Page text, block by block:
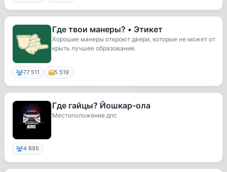
Где твои манеры? • Этикет
Хорошие манеры откроют двери, которые не может от
крыть лучшее образование.
77 511 5 519
Где гайцы? Йошкар-ола
Местоположение дпс
4 895